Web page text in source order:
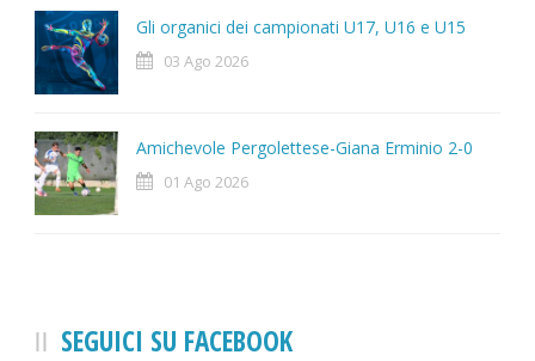
Gli organici dei campionati U17, U16 e U15
03 Ago 2026
Amichevole Pergolettese-Giana Erminio 2-0
01 Ago 2026
SEGUICI SU FACEBOOK